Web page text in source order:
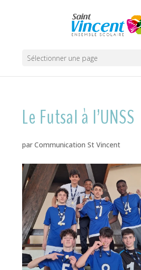
Sélectionner une page
Le Futsal à l’UNSS
par Communication St Vincent